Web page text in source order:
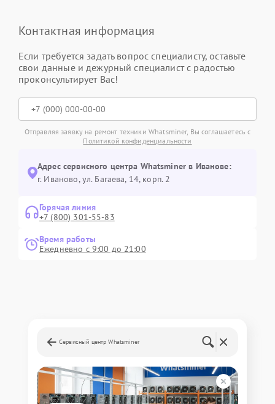
Контактная информация
Если требуется задать вопрос специалисту, оставьте
свои данные и дежурный специалист с радостью
проконсультирует Вас!
Отправляя заявку на ремонт техники Whatsminer, Вы соглашаетесь с
Политикой конфиденциальности
Адрес сервисного центра Whatsminer в Иванове:
г. Иваново, ул. Багаева, 14, корп. 2
Горячая линия
+7 (800) 301-55-83
Время работы
Ежедневно с 9:00 до 21:00
Сервисный центр Whatsminer